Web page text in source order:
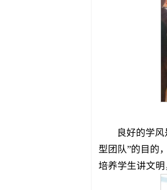
良好的学
型团队”的目的
培养学生讲文